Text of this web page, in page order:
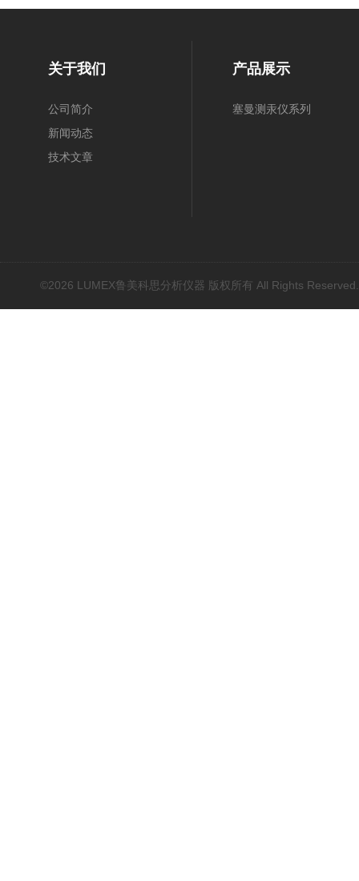
关于我们
公司简介
新闻动态
技术文章
产品展示
塞曼测汞仪系列
©2026 LUMEX鲁美科思分析仪器 版权所有 All Rights